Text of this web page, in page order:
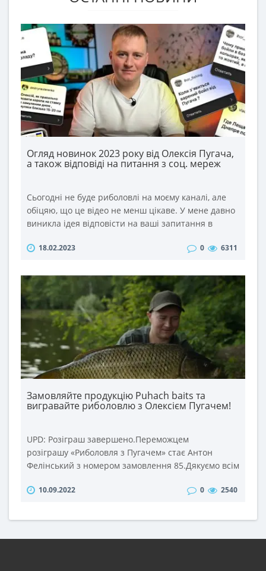
Огляд новинок 2023 року від Олексія Пугача,
а також відповіді на питання з соц. мереж
Сьогодні не буде риболовлі на моєму каналі, але
обіцяю, що це відео не менш цікаве. У мене давно
виникла ідея відповісти на ваші запитання в
дуже багато під кожним відео та в соц. мережах.
відео. ..
18.02.2023 0 6311
Замовляйте продукцію Puhach baits та
вигравайте риболовлю з Олексієм Пугачем!
UPD: Розіграш завершено.Переможцем
розіграшу «Риболовля з Пугачем» стає Антон
Фелінський з номером замовлення 85.Дякуємо всім
Правила участі в розіграші: 1. Зробіть замовлення
грн. з 4 до 18 вересня 2022 року. 2. При
10.09.2022 0 2540